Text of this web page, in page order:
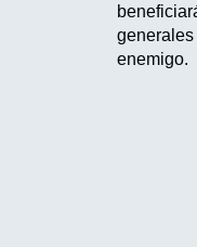
enemigo.